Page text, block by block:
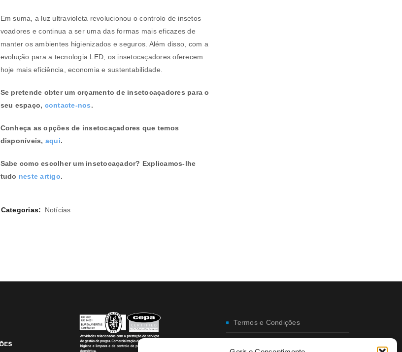
Em suma, a luz ultravioleta revolucionou o controlo de insetos
voadores e continua a ser uma das formas mais eficazes de
manter os ambientes higienizados e seguros. Além disso, com a
evolução para a tecnologia LED, os insetocaçadores oferecem
hoje mais eficiência, economia e sustentabilidade.
Se pretende obter um orçamento de insetocaçadores para o
seu espaço, contacte-nos.
Conheça as opções de insetocaçadores que temos
disponíveis, aqui.
Sabe como escolher um insetocaçador? Explicamos-lhe
tudo neste artigo.
Categorias: Notícias
Termos e Condições